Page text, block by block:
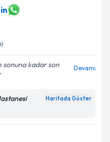
sonuna kadar son
Devamı
Haritada Göster